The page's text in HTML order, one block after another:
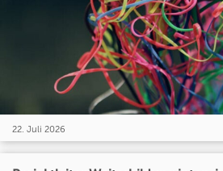
22. Juli 2026